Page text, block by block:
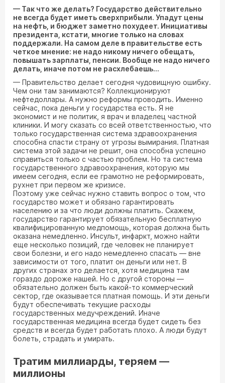
— Так что же делать? Государство действительно
не всегда будет иметь сверхприбыли. Упадут цены
на нефть, и бюджет заметно похудеет. Инициативы
президента, кстати, многие только на словах
поддержали. На самом деле в правительстве есть
четкое мнение: не надо никому ничего обещать,
повышать зарплаты, пенсии. Вообще не надо ничего
делать, иначе потом не расхлебаешь...
— Правительство делает сегодня чудовищную ошибку.
Чем они там занимаются? Коллекционируют
нефтедоллары. А нужно реформы проводить. Именно
сейчас, пока деньги у государства есть. Я не
экономист и не политик, я врач и владелец частной
клиники. И могу сказать со всей ответственностью, что
только государственная система здравоохранения
способна спасти страну от угрозы вымирания. Платная
система этой задачи не решит, она способна успешно
справиться только с частью проблем. Но та система
государственного здравоохранения, которую мы
имеем сегодня, если ее грамотно не реформировать,
рухнет при первом же кризисе.
Поэтому уже сейчас нужно ставить вопрос о том, что
государство может и обязано гарантировать
населению и за что люди должны платить. Скажем,
государство гарантирует обязательную бесплатную
квалифицированную медпомощь, которая должна быть
оказана немедленно. Инсульт, инфаркт, можно найти
еще несколько позиций, где человек не планирует
свои болезни, и его надо немедленно спасать — вне
зависимости от того, платит он деньги или нет. В
других странах это делается, хотя медицина там
гораздо дороже нашей. Но с другой стороны —
обязательно должен быть какой-то коммерческий
сектор, где оказывается платная помощь. И эти деньги
будут обеспечивать текущие расходы
государственных медучреждений. Иначе
государственная медицина всегда будет сидеть без
средств и всегда будет работать плохо. А люди будут
болеть, страдать и умирать.
Тратим миллиарды, теряем —
миллионы